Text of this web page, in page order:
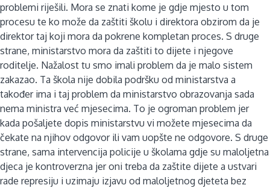
problemi riješili. Mora se znati kome je gdje mjesto u tom
procesu te ko može da zaštiti školu i direktora obzirom da je
direktor taj koji mora da pokrene kompletan proces. S druge
strane, ministarstvo mora da zaštiti to dijete i njegove
roditelje. Nažalost tu smo imali problem da je malo sistem
zakazao. Ta škola nije dobila podršku od ministarstva a
također ima i taj problem da ministarstvo obrazovanja sada
nema ministra već mjesecima. To je ogroman problem jer
kada pošaljete dopis ministarstvu vi možete mjesecima da
čekate na njihov odgovor ili vam uopšte ne odgovore. S druge
strane, sama intervencija policije u školama gdje su maloljetna
djeca je kontroverzna jer oni treba da zaštite dijete a ustvari
rade represiju i uzimaju izjavu od maloljetnog djeteta bez